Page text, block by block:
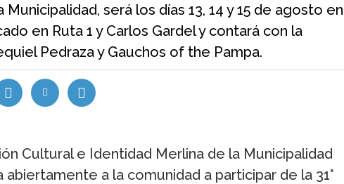
será los días 13, 14 y 15 de agosto en
en Ruta 1 y Carlos Gardel y contará con la
Pedraza y Gauchos of the Pampa.
Cultural e Identidad Merlina de la Municipalidad
a la comunidad a participar de la 31°